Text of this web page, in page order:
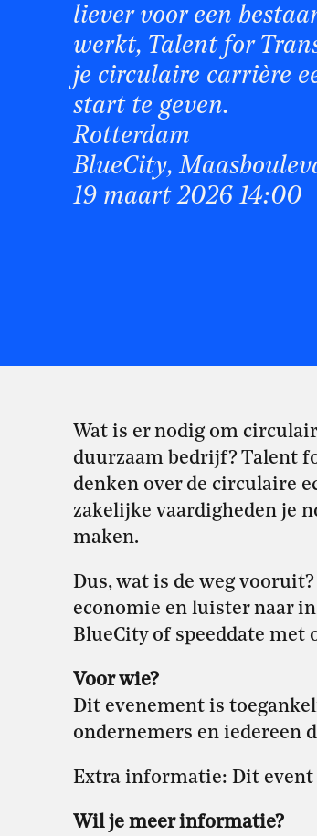
liever voor een
werkt, Talent for
je circulaire carrière
start te geven.
Rotterdam
BlueCity,
19 maart 2026 14:00
Wat is er nodig om
duurzaam bedrijf? Talent
denken over de circulaire
zakelijke vaardigheden je
maken.
Dus, wat is de weg
economie en luister naar
BlueCity of speeddate met
Voor wie?
Dit evenement is
ondernemers en iedereen
Extra informatie: Dit event
Wil je meer informatie?